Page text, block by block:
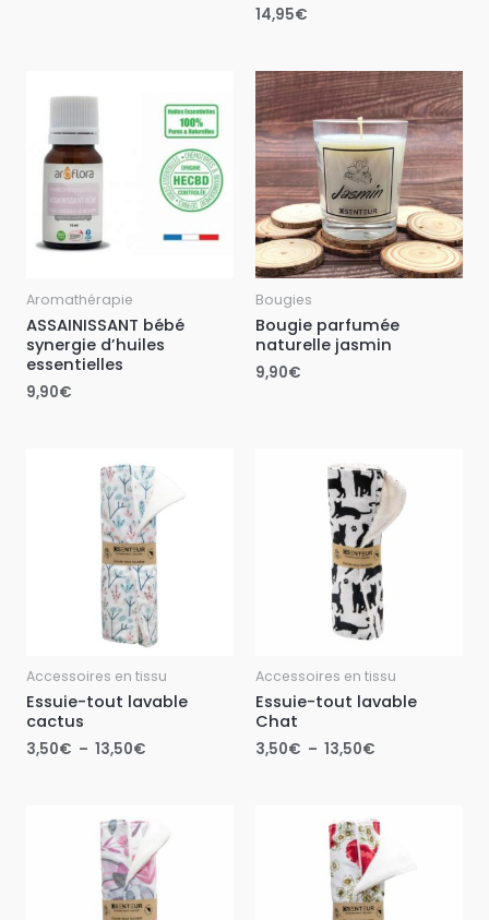
14,95€
Aromathérapie
ASSAINISSANT bébé
synergie d’huiles
essentielles
9,90€
Bougies
Bougie parfumée
naturelle jasmin
9,90€
Accessoires en tissu
Essuie-tout lavable
cactus
3,50€ – 13,50€
de
prix :
3,50€
à
13,50€
Accessoires en tissu
Essuie-tout lavable
Chat
3,50€ – 13,50€
de
prix :
3,50€
à
13,50€
de
prix :
à
13,50€